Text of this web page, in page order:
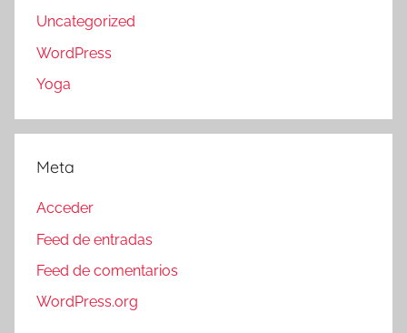
Uncategorized
WordPress
Yoga
Meta
Acceder
Feed de entradas
Feed de comentarios
WordPress.org